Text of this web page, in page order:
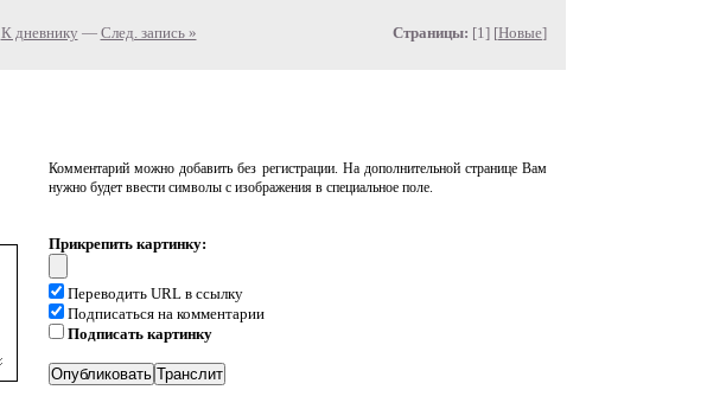
К дневнику — След. запись » Страницы: [1] [Новые]
Комментарий можно добавить без регистрации. На дополнительной странице Вам
нужно будет ввести символы с изображения в специальное поле.
Прикрепить картинку:
Переводить URL в ссылку
Подписаться на комментарии
Подписать картинку